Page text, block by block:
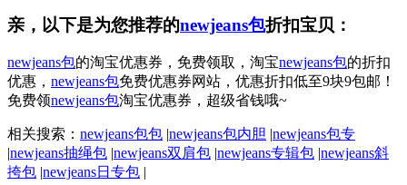
亲，以下是为您推荐的newjeans包折扣宝贝：
newjeans包的淘宝优惠券，免费领取，淘宝newjeans包的折扣
优惠， newjeans包免费优惠券网站，优惠折扣低至9块9包邮！
免费领newjeans包淘宝优惠券，超级省钱哦~
相关搜索： newjeans包包 |newjeans包内胆 |newjeans包专
|newjeans抽绳包 |newjeans双肩包 |newjeans专辑包 |newjeans斜
挎包 |newjeans日专包 |